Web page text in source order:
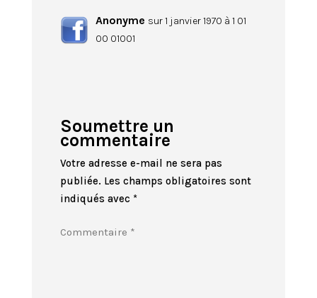
Anonyme sur 1 janvier 1970 à 1 01
00 01001
Soumettre un
commentaire
Votre adresse e-mail ne sera pas
publiée. Les champs obligatoires sont
indiqués avec *